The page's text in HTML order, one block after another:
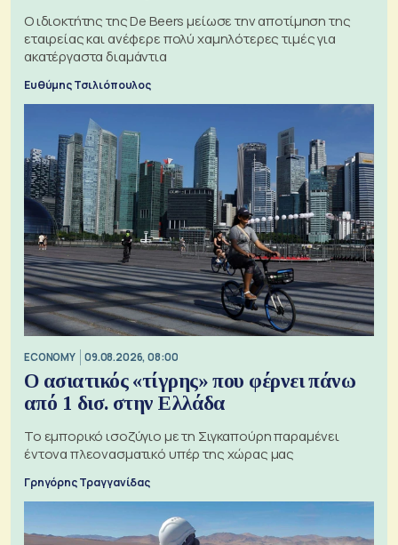
Ο ιδιοκτήτης της De Beers μείωσε την αποτίμηση της
εταιρείας και ανέφερε πολύ χαμηλότερες τιμές για
ακατέργαστα διαμάντια
Ευθύμης Τσιλιόπουλος
ECONOMY 09.08.2026, 08:00
Ο ασιατικός «τίγρης» που φέρνει πάνω
από 1 δισ. στην Ελλάδα
Το εμπορικό ισοζύγιο με τη Σιγκαπούρη παραμένει
έντονα πλεονασματικό υπέρ της χώρας μας
Γρηγόρης Τραγγανίδας